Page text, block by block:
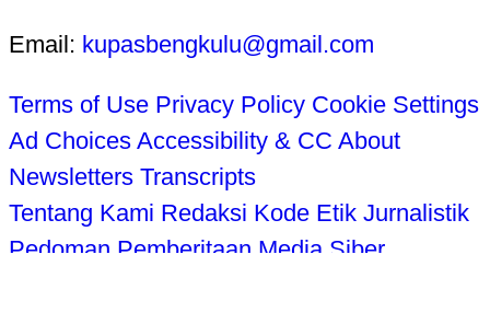
Email: kupasbengkulu@gmail.com
Terms of Use Privacy Policy Cookie Settings
Ad Choices Accessibility & CC About
Newsletters Transcripts
Tentang Kami Redaksi Kode Etik Jurnalistik
Pedoman Pemberitaan Media Siber